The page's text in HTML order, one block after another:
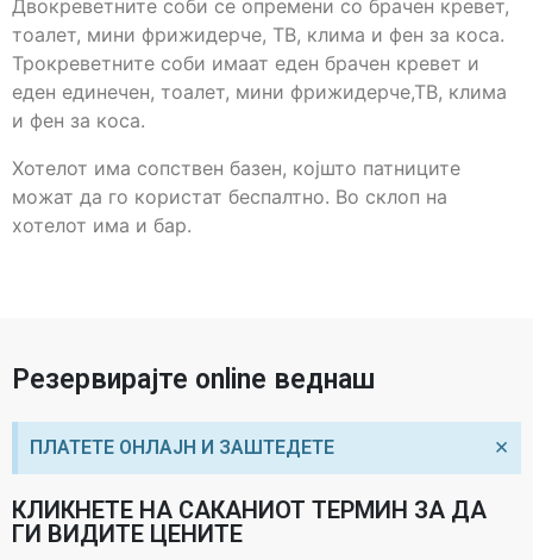
Двокреветните соби се опремени со брачен кревет,
тоалет, мини фрижидерче, ТВ, клима и фен за коса.
Трокреветните соби имаат еден брачен кревет и
еден единечен, тоалет, мини фрижидерче,ТВ, клима
и фен за коса.
Хотелот има сопствен базен, којшто патниците
можат да го користат беспалтно. Во склоп на
хотелот има и бар.
Резервирајте online веднаш
ПЛАТЕТЕ ОНЛАЈН И ЗАШТЕДЕТЕ ×
КЛИКНЕТЕ НА САКАНИОТ ТЕРМИН ЗА ДА
ГИ ВИДИТЕ ЦЕНИТЕ